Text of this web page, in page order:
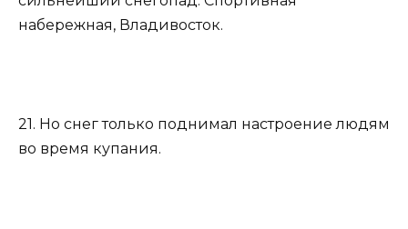
набережная, Владивосток.
21. Но снег только поднимал настроение людям
во время купания.